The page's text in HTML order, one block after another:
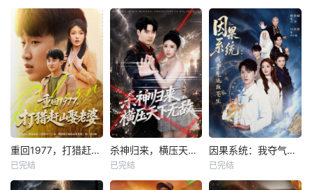
重回1977，打猎赶山娶老婆
已完结
杀神归来，横压天下无敌
已完结
因果系统：我夺气运救苍生
已完结